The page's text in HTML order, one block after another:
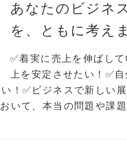
あなたのビジネ
を、ともに考え
✅着実に売上を伸ばし
上を安定させたい！✅
！✅ビジネスで新しい
いて、本当の問題や課